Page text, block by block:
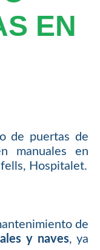
EN
de puertas de
manuales en
Hospitalet.
de
y naves, ya